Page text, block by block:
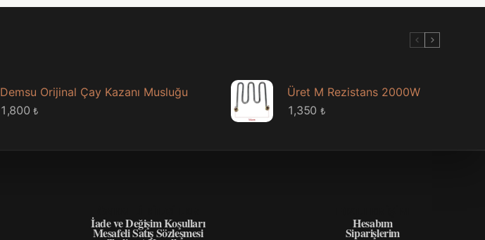
Demsu Orijinal Çay Kazanı Musluğu
1,800₺
Üret M Rezistans 2000W
1,350 ₺
İade ve Değişim Koşulları
Mesafeli Satış Sözleşmesi
Hesabım
Siparişlerim